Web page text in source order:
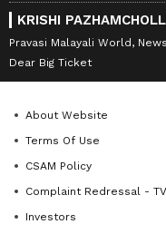
KRISHI
Pravasi Malayali World,
Dear Big Ticket
About Website
Terms Of Use
CSAM Policy
Complaint Redressal - TV
Investors